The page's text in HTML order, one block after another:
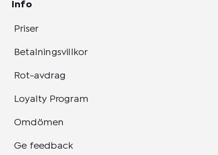
Info
Priser
Betalningsvillkor
Rot-avdrag
Loyalty Program
Omdömen
Ge feedback